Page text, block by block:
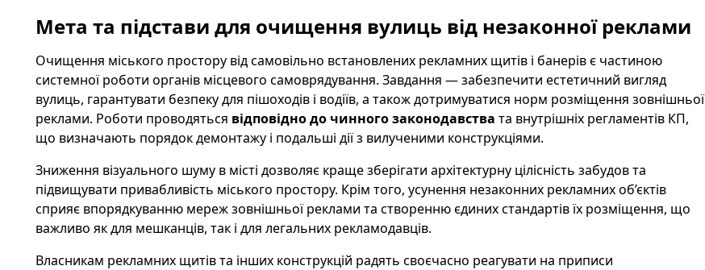
Мета та підстави для очищення вулиць від незаконної реклами
Очищення міського простору від самовільно встановлених рекламних щитів і банерів є частиною
системної роботи органів місцевого самоврядування. Завдання — забезпечити естетичний вигляд
вулиць, гарантувати безпеку для пішоходів і водіїв, а також дотримуватися норм розміщення зовнішньої
реклами. Роботи проводяться відповідно до чинного законодавства та внутрішніх регламентів КП,
що визначають порядок демонтажу і подальші дії з вилученими конструкціями.
Зниження візуального шуму в місті дозволяє краще зберігати архітектурну цілісність забудов та
підвищувати привабливість міського простору. Крім того, усунення незаконних рекламних об’єктів
сприяє впорядкуванню мереж зовнішньої реклами та створенню єдиних стандартів їх розміщення, що
важливо як для мешканців, так і для легальних рекламодавців.
Власникам рекламних щитів та інших конструкцій радять своєчасно реагувати на приписи